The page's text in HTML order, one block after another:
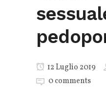
12 Luglio 2019
0 comments